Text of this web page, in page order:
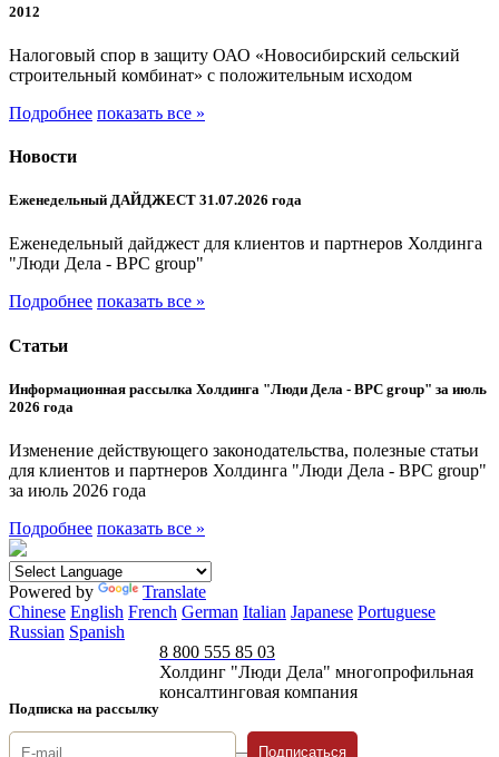
2012
Налоговый спор в защиту ОАО «Новосибирский сельский
строительный комбинат» с положительным исходом
Подробнее показать все »
Новости
Еженедельный ДАЙДЖЕСТ 31.07.2026 года
Еженедельный дайджест для клиентов и партнеров Холдинга
"Люди Дела - BPC group"
Подробнее показать все »
Статьи
Информационная рассылка Холдинга "Люди Дела - BPC group" за июль
2026 года
Изменение действующего законодательства, полезные статьи
для клиентов и партнеров Холдинга "Люди Дела - BPC group"
за июль 2026 года
Подробнее показать все »
Powered by
Translate
Chinese English French German Italian Japanese Portuguese
Russian Spanish
Подписка на рассылку
8 800 555 85 03
Холдинг "Люди Дела" многопрофильная
консалтинговая компания
Подписаться